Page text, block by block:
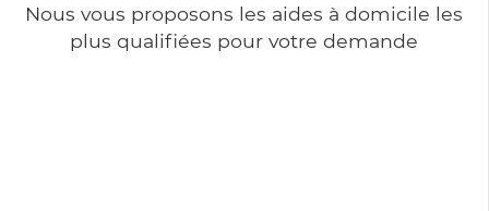
Nous vous proposons les aides à domicile les
plus qualifiées pour votre demande